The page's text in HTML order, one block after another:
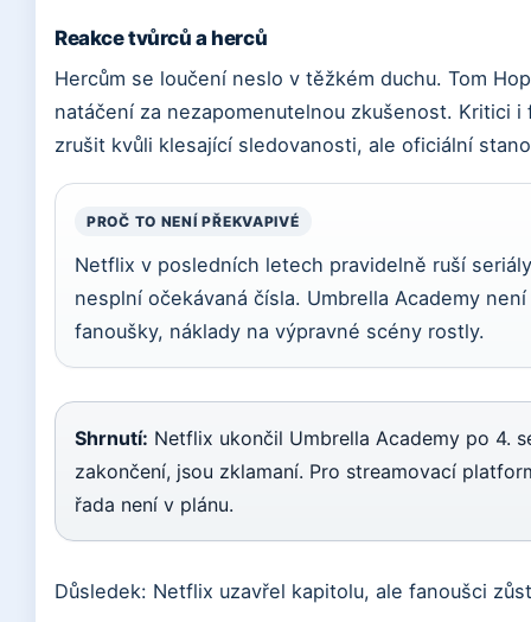
Reakce tvůrců a herců
Hercům se loučení neslo v těžkém duchu. Tom
natáčení za nezapomenutelnou zkušenost. Kritici
zrušit kvůli klesající sledovanosti, ale oficiální
PROČ TO NENÍ PŘEKVAPIVÉ
Netflix v posledních letech pravidelně ruší
nesplní očekávaná čísla. Umbrella Academy
fanoušky, náklady na výpravné scény rostly.
Shrnutí: Netflix ukončil Umbrella Academy po 4.
zakončení, jsou zklamaní. Pro streamovací
řada není v plánu.
Důsledek: Netflix uzavřel kapitolu, ale fanoušci